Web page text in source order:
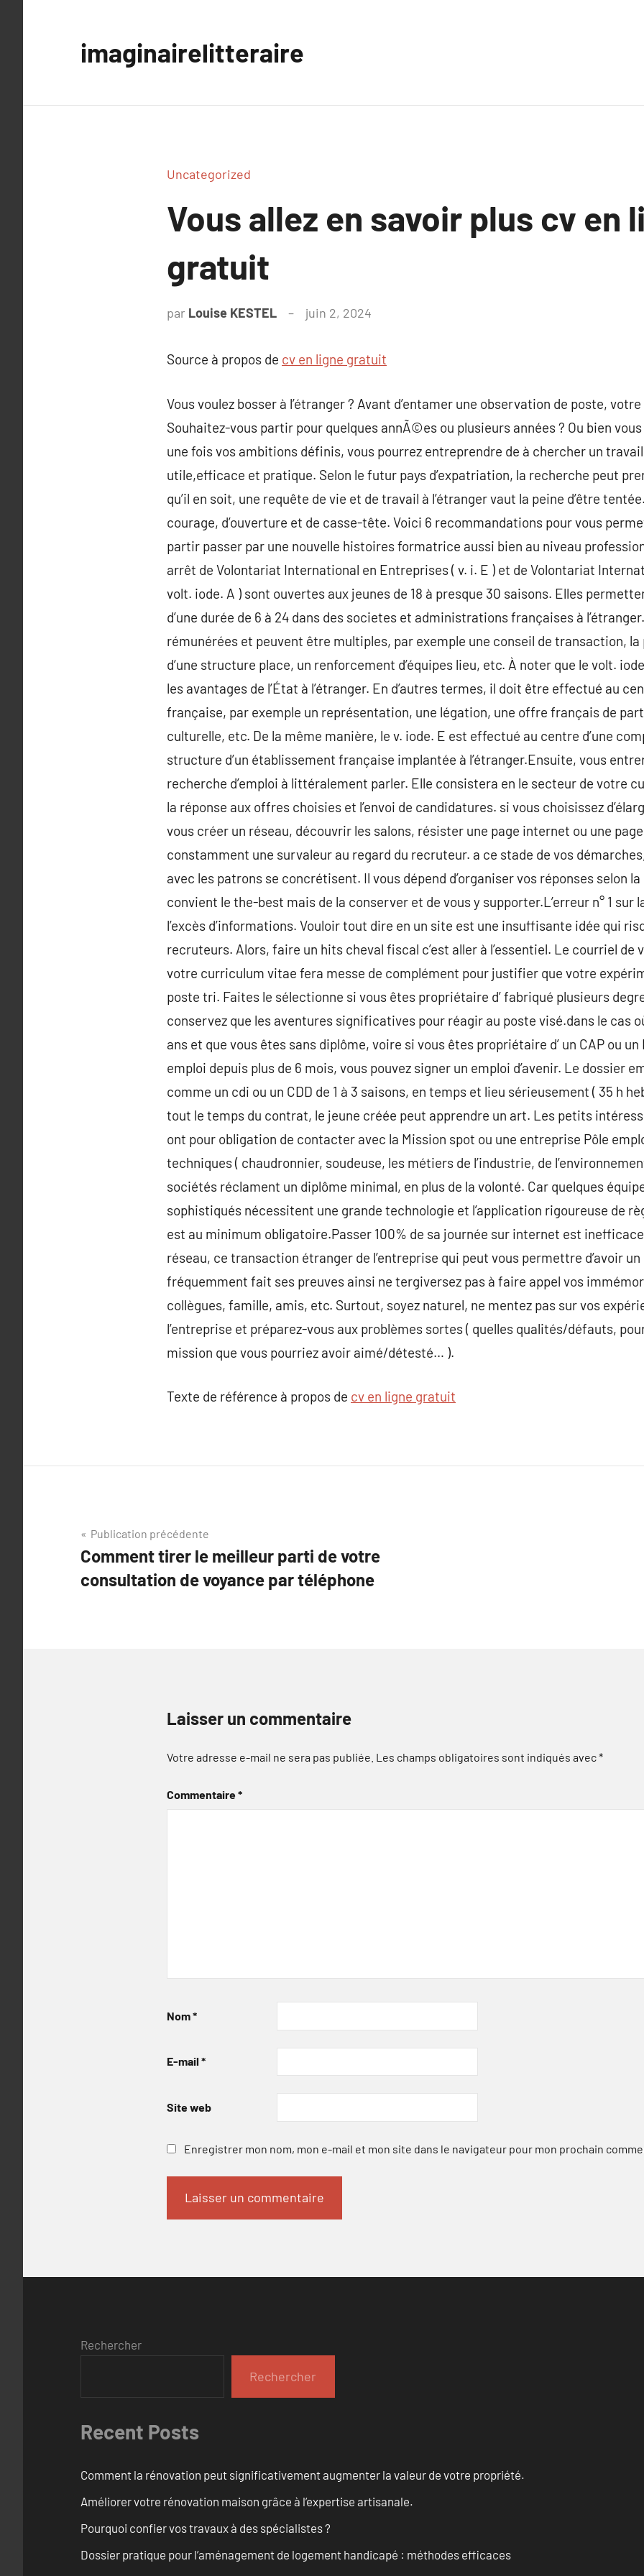
imaginairelitteraire
Uncategorized
Vous allez en savoir plus cv en
gratuit
par Louise KESTEL juin 2, 2024
Source à propos de cv en ligne gratuit
Vous voulez bosser à l’étranger ? Avant d’entamer une observation de poste,
Souhaitez-vous partir pour quelques annÃ©es ou plusieurs années ? Ou bien
une fois vos ambitions définis, vous pourrez entreprendre de à chercher un
utile,efficace et pratique. Selon le futur pays d’expatriation, la recherche peut
qu’il en soit, une requête de vie et de travail à l’étranger vaut la peine d’être
courage, d’ouverture et de casse-tête. Voici 6 recommandations pour vous
partir passer par une nouvelle histoires formatrice aussi bien au niveau
arrêt de Volontariat International en Entreprises ( v. i. E ) et de Volontariat
volt. iode. A ) sont ouvertes aux jeunes de 18 à presque 30 saisons. Elles
d’une durée de 6 à 24 dans des societes et administrations françaises à
rémunérées et peuvent être multiples, par exemple une conseil de transaction,
d’une structure place, un renforcement d’équipes lieu, etc. À noter que le volt.
les avantages de l’État à l’étranger. En d’autres termes, il doit être effectué au
française, par exemple un représentation, une légation, une offre français de
culturelle, etc. De la même manière, le v. iode. E est effectué au centre d’une
structure d’un établissement française implantée à l’étranger.Ensuite, vous
recherche d’emploi à littéralement parler. Elle consistera en le secteur de votre
la réponse aux offres choisies et l’envoi de candidatures. si vous choisissez
vous créer un réseau, découvrir les salons, résister une page internet ou une
constamment une survaleur au regard du recruteur. a ce stade de vos
avec les patrons se concrétisent. Il vous dépend d’organiser vos réponses selon
convient le the-best mais de la conserver et de vous y supporter.L’erreur n° 1 sur
l’excès d’informations. Vouloir tout dire en un site est une insuffisante idée qui
recruteurs. Alors, faire un hits cheval fiscal c’est aller à l’essentiel. Le courriel de
votre curriculum vitae fera messe de complément pour justifier que votre
poste tri. Faites le sélectionne si vous êtes propriétaire d’ fabriqué plusieurs
conservez que les aventures significatives pour réagir au poste visé.dans le cas
ans et que vous êtes sans diplôme, voire si vous êtes propriétaire d’ un CAP ou
emploi depuis plus de 6 mois, vous pouvez signer un emploi d’avenir. Le dossier
comme un cdi ou un CDD de 1 à 3 saisons, en temps et lieu sérieusement ( 35 h
tout le temps du contrat, le jeune créée peut apprendre un art. Les petits
ont pour obligation de contacter avec la Mission spot ou une entreprise Pôle
techniques ( chaudronnier, soudeuse, les métiers de l’industrie, de
sociétés réclament un diplôme minimal, en plus de la volonté. Car quelques
sophistiqués nécessitent une grande technologie et l’application rigoureuse de
est au minimum obligatoire.Passer 100% de sa journée sur internet est
réseau, ce transaction étranger de l’entreprise qui peut vous permettre d’avoir
fréquemment fait ses preuves ainsi ne tergiversez pas à faire appel vos
collègues, famille, amis, etc. Surtout, soyez naturel, ne mentez pas sur vos
l’entreprise et préparez-vous aux problèmes sortes ( quelles qualités/défauts,
mission que vous pourriez avoir aimé/détesté… ).
Texte de référence à propos de cv en ligne gratuit
Navigation
de
l’article
Publication précédente
Comment tirer le meilleur parti de votre
consultation de voyance par téléphone
Laisser un commentaire
Votre adresse e-mail ne sera pas publiée. Les champs obligatoires sont indiqués avec*
Commentaire*
Nom*
E-mail *
Site web
Enregistrer mon nom, mon e-mail et mon site dans le navigateur pour mon prochain
Rechercher
Rechercher
Recent Posts
Comment la rénovation peut significativement augmenter la valeur de votre propriété.
Améliorer votre rénovation maison grâce à l’expertise artisanale.
Pourquoi confier vos travaux à des spécialistes ?
Dossier pratique pour l’aménagement de logement handicapé : méthodes efficaces